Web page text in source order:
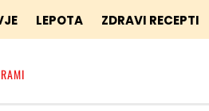
LEPOTA ZDRAVI RECEPTI